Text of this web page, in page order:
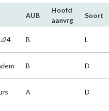
AUB
Hoofd​
aanvrg
Soort
B L
B D
A D